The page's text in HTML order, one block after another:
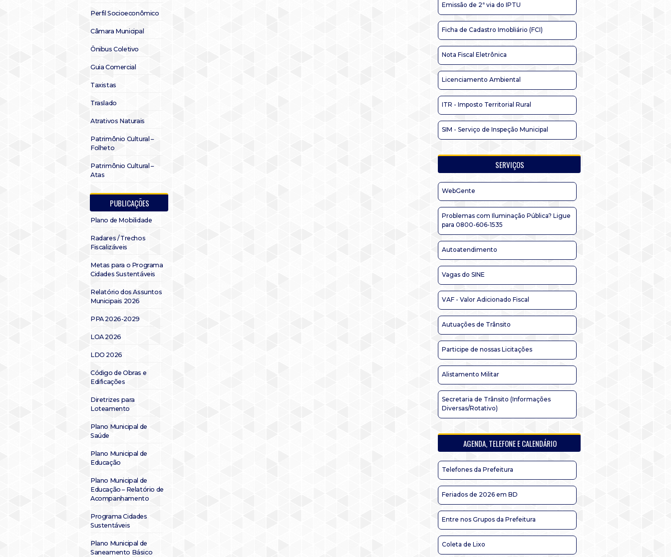
Perfil Socioeconômico
Câmara Municipal
Ônibus Coletivo
Guia Comercial
Taxistas
Traslado
Atrativos Naturais
Patrimônio Cultural –
Folheto
Patrimônio Cultural –
Atas
PUBLICAÇÕES
Plano de Mobilidade
Radares / Trechos
Fiscalizáveis
Metas para o Programa
Cidades Sustentáveis
Relatório dos Assuntos
Municipais 2026
PPA 2026-2029
LOA 2026
LDO 2026
Código de Obras e
Edificações
Diretrizes para
Loteamento
Plano Municipal de
Saúde
Plano Municipal de
Educação
Plano Municipal de
Educação – Relatório de
Acompanhamento
Programa Cidades
Sustentáveis
Plano Municipal de
Saneamento Básico
Emissão de 2ª via do IPTU
Ficha de Cadastro Imobliário (FCI)
Nota Fiscal Eletrônica
Licenciamento Ambiental
ITR - Imposto Territorial Rural
SIM - Serviço de Inspeção Municipal
SERVIÇOS
WebGente
Problemas com Iluminação Pública? Ligue
para 0800-606-1535
Autoatendimento
Vagas do SINE
VAF - Valor Adicionado Fiscal
Autuações de Trânsito
Participe de nossas Licitações
Alistamento Militar
Secretaria de Trânsito (Informações
Diversas/Rotativo)
AGENDA, TELEFONE E CALENDÁRIO
Telefones da Prefeitura
Feriados de 2026 em BD
Entre nos Grupos da Prefeitura
Coleta de Lixo